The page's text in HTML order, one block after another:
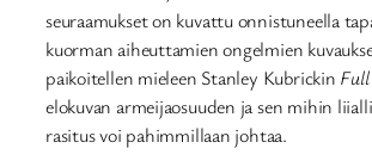
seuraamukset on kuvattu onnistuneella
kuorman aiheuttamien ongelmien
paikoitellen mieleen Stanley Kubrickin
elokuvan armeijaosuuden ja sen mihin
rasitus voi pahimmillaan johtaa.